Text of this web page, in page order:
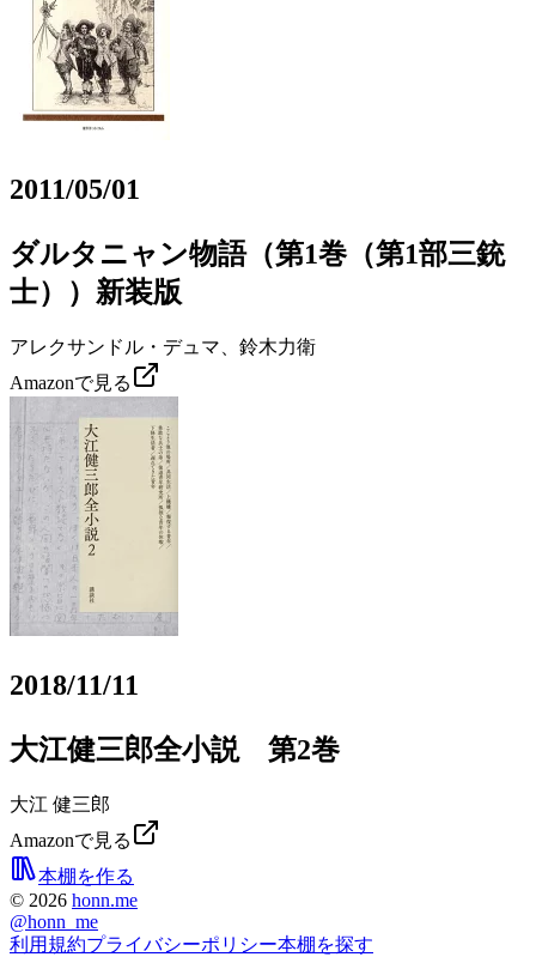
2011/05/01
ダルタニャン物語（第1巻（第1部三銃
士））新装版
アレクサンドル・デュマ、鈴木力衛
Amazonで見る
2018/11/11
大江健三郎全小説 第2巻
大江 健三郎
Amazonで見る
本棚を作る
© 2026 honn.me
@honn_me
利用規約プライバシーポリシー本棚を探す